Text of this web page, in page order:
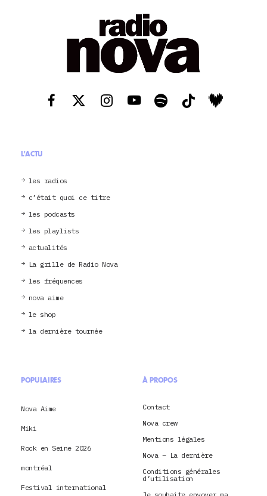
L'ACTU
les radios
c’était quoi ce titre
les podcasts
les playlists
actualités
La grille de Radio Nova
les fréquences
nova aime
le shop
la dernière tournée
POPULAIRES
Nova Aime
Miki
Rock en Seine 2026
montréal
Festival international
À PROPOS
Contact
Nova crew
Mentions légales
Nova – La dernière
Conditions générales
d’utilisation
Je souhaite envoyer ma